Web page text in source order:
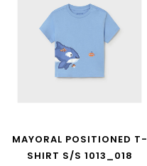
MAYORAL POSITIONED T-
SHIRT S/S 1013_018